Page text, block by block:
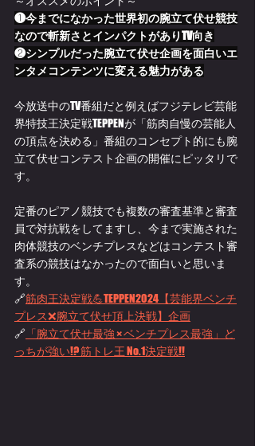
❶今までになかった世界初の腕立て伏せ競技
なので斬新さとインパクトがありTV向き
❷シンプルだった腕立て伏せ企画を面白いエ
ンタメコンテンツに変える魅力がある
今放送中のTV番組だと例えばフジテレビ芸能
界特技王決定戦TEPPENが「筋肉自慢の芸能人
の頂点を決める」番組のコンセプト的にも腕
立て伏せコンテスト企画の開催にピッタリで
す。
定番のピアノ競技でも複数の審査基準と審査
員で対抗戦をしてますし、今まで実施された
肉体競技のベンチプレスなどはコンテスト審
査系の競技はなかったので面白いと思いま
す。
🔗筋肉王決定戦💪TEPPEN2024【芸能界ベンチ
プレス❌腕立て伏せ頂上決戦】企画
🔗 「腕立て伏せ最強 × ベンチプレス最強」ど
っちが強い!? 筋トレ王 No.1決定戦!!